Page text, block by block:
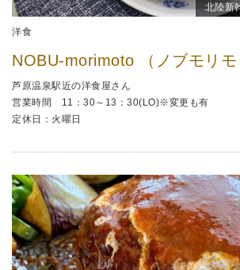
北陸新
洋食
NOBU-morimoto （ノブモリモ
芦原温泉駅近の洋食屋さん
営業時間 11：30～13：30(LO)※変更も有
定休日：火曜日